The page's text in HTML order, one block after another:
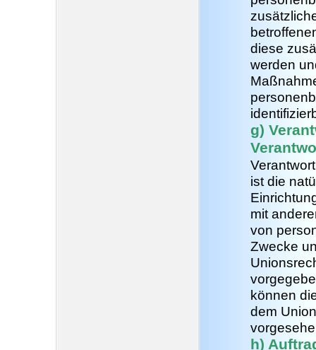
diese
werden
g)
ist die
mit
von
Zwecke
können
dem
h)